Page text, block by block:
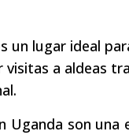
un lugar ideal
a aldeas
Uganda son